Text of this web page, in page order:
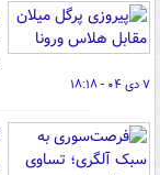
۷ دی ۰۴ - ۱۸:۱۸